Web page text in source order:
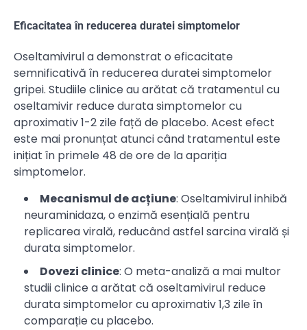
Eficacitatea în reducerea duratei simptomelor
Oseltamivirul a demonstrat o eficacitate
semnificativă în reducerea duratei simptomelor
gripei. Studiile clinice au arătat că tratamentul cu
oseltamivir reduce durata simptomelor cu
aproximativ 1-2 zile față de placebo. Acest efect
este mai pronunțat atunci când tratamentul este
inițiat în primele 48 de ore de la apariția
simptomelor.
Mecanismul de acțiune: Oseltamivirul inhibă
neuraminidaza, o enzimă esențială pentru
replicarea virală, reducând astfel sarcina virală și
durata simptomelor.
Dovezi clinice: O meta-analiză a mai multor
studii clinice a arătat că oseltamivirul reduce
durata simptomelor cu aproximativ 1,3 zile în
comparație cu placebo.